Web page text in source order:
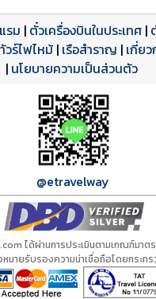
ดาวน์โหลด PDF
เปิดหน้าเต็ม
เปิดหน้าเต็ม
รม | ตั๋วเครื่องบินในประเทศ|
วร์ไฟไหม้ | เรือสำราญ | เกี่ยว
| นโยบายความเป็นส่วนตัว
@etravelway
ได้ผ่านการประเมินตามเกณฑ์มา
หมายรับรองความน่าเชื่อถือโดยกระท